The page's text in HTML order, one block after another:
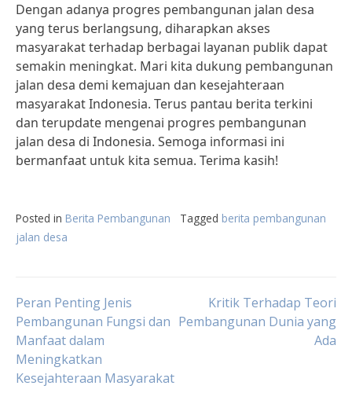
Dengan adanya progres pembangunan jalan desa
yang terus berlangsung, diharapkan akses
masyarakat terhadap berbagai layanan publik dapat
semakin meningkat. Mari kita dukung pembangunan
jalan desa demi kemajuan dan kesejahteraan
masyarakat Indonesia. Terus pantau berita terkini
dan terupdate mengenai progres pembangunan
jalan desa di Indonesia. Semoga informasi ini
bermanfaat untuk kita semua. Terima kasih!
Posted in Berita Pembangunan Tagged berita pembangunan
jalan desa
Post
navigation
Peran Penting Jenis
Pembangunan Fungsi dan
Manfaat dalam
Meningkatkan
Kesejahteraan Masyarakat
Kritik Terhadap Teori
Pembangunan Dunia yang
Ada